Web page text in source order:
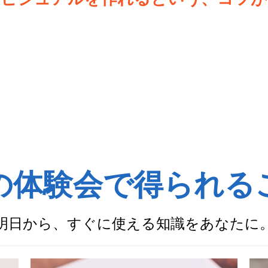
体験会で得られる
日から、すぐに使える知識をあなたに